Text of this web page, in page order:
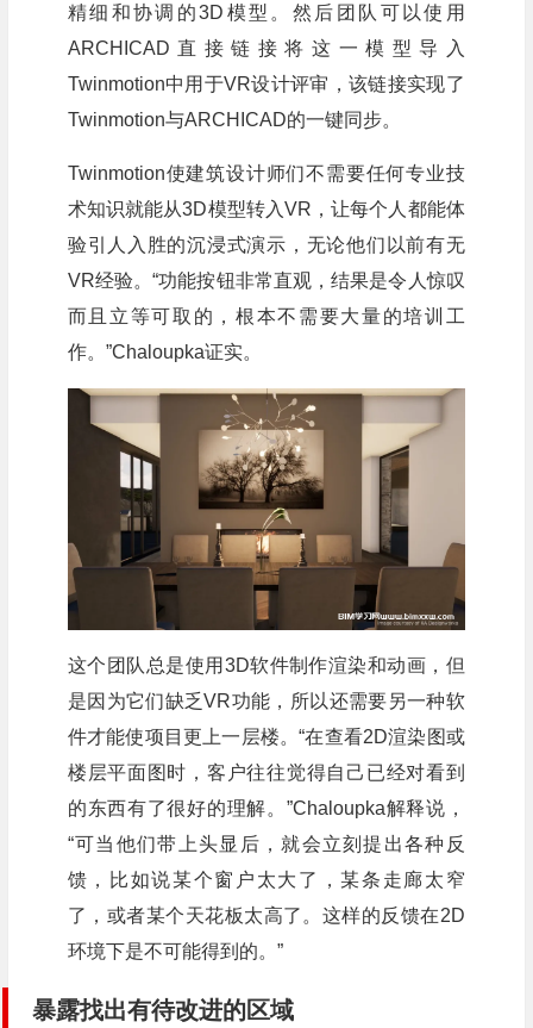
精细和协调的3D模型。然后团队可以使用
ARCHICAD直接链接将这一模型导入
Twinmotion中用于VR设计评审，该链接实现了
Twinmotion与ARCHICAD的一键同步。
Twinmotion使建筑设计师们不需要任何专业技
术知识就能从3D模型转入VR，让每个人都能体
验引人入胜的沉浸式演示，无论他们以前有无
VR经验。“功能按钮非常直观，结果是令人惊叹
而且立等可取的，根本不需要大量的培训工
作。”Chaloupka证实。
这个团队总是使用3D软件制作渲染和动画，但
是因为它们缺乏VR功能，所以还需要另一种软
件才能使项目更上一层楼。“在查看2D渲染图或
楼层平面图时，客户往往觉得自己已经对看到
的东西有了很好的理解。”Chaloupka解释说，
“可当他们带上头显后，就会立刻提出各种反
馈，比如说某个窗户太大了，某条走廊太窄
了，或者某个天花板太高了。这样的反馈在2D
环境下是不可能得到的。”
暴露找出有待改进的区域